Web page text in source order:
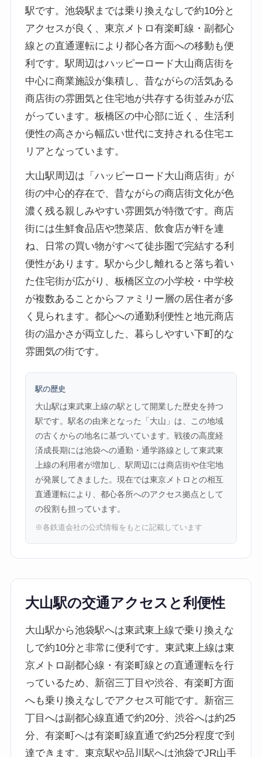
駅です。池袋駅までは乗り換えなしで約10分と
アクセスが良く、東京メトロ有楽町線・副都心
線との直通運転により都心各方面への移動も便
利です。駅周辺はハッピーロード大山商店街を
中心に商業施設が集積し、昔ながらの活気ある
商店街の雰囲気と住宅地が共存する街並みが広
がっています。板橋区の中心部に近く、生活利
便性の高さから幅広い世代に支持される住宅エ
リアとなっています。
大山駅周辺は「ハッピーロード大山商店街」が
街の中心的存在で、昔ながらの商店街文化が色
濃く残る親しみやすい雰囲気が特徴です。商店
街には生鮮食品店や惣菜店、飲食店が軒を連
ね、日常の買い物がすべて徒歩圏で完結する利
便性があります。駅から少し離れると落ち着い
た住宅街が広がり、板橋区立の小学校・中学校
が複数あることからファミリー層の居住者が多
く見られます。都心への通勤利便性と地元商店
街の温かさが両立した、暮らしやすい下町的な
雰囲気の街です。
駅の歴史
大山駅は東武東上線の駅として開業した歴史を持つ
駅です。駅名の由来となった「大山」は、この地域
の古くからの地名に基づいています。戦後の高度経
済成長期には池袋への通勤・通学路線として東武東
上線の利用者が増加し、駅周辺には商店街や住宅地
が発展してきました。現在では東京メトロとの相互
直通運転により、都心各所へのアクセス拠点として
の役割も担っています。
※各鉄道会社の公式情報をもとに記載しています
大山駅の交通アクセスと利便性
大山駅から池袋駅へは東武東上線で乗り換えな
しで約10分と非常に便利です。東武東上線は東
京メトロ副都心線・有楽町線との直通運転を行
っているため、新宿三丁目や渋谷、有楽町方面
へも乗り換えなしでアクセス可能です。新宿三
丁目へは副都心線直通で約20分、渋谷へは約25
分、有楽町へは有楽町線直通で約25分程度で到
達できます。東京駅や品川駅へは池袋でJR山手